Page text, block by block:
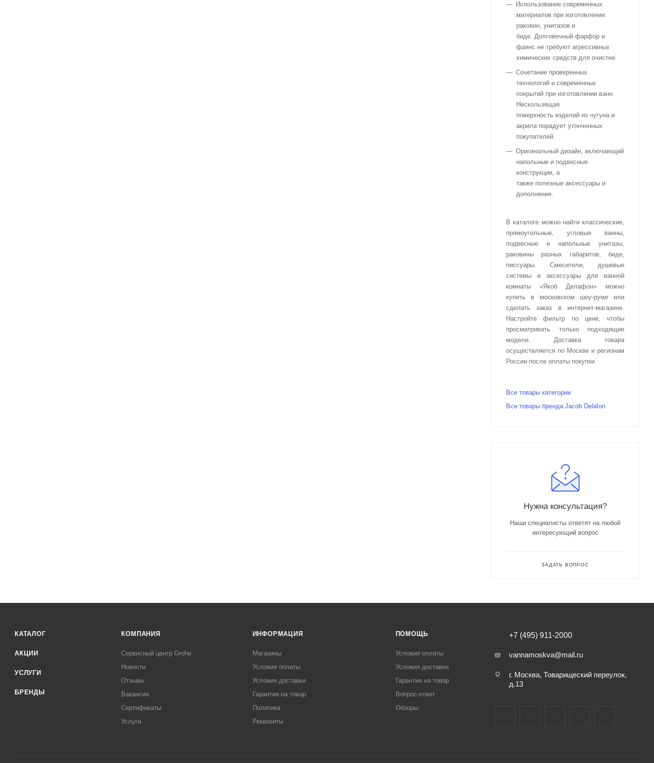
Использование современных
материалов при изготовлении
раковин, унитазов и
биде. Долговечный фарфор и
фаянс не требуют агрессивных
химических средств для очистки.
Сочетание проверенных
технологий и современных
покрытий при изготовлении ванн.
Нескользящая
поверхность изделий из чугуна и
акрила порадует утонченных
покупателей.
Оригинальный дизайн, включающий
напольные и подвесные
конструкции, а
также полезные аксессуары и
дополнения.
В каталоге можно найти классические,
прямоугольные, угловые ванны,
подвесные и напольные унитазы,
раковины разных габаритов, биде,
писсуары. Смесители, душевые
системы и аксессуары для ванной
комнаты «Якоб Делафон» можно
купить в московском шоу-руме или
сделать заказ в интернет-магазине.
Настройте фильтр по цене, чтобы
просматривать только подходящие
модели. Доставка товара
осуществляется по Москве и регионам
России после оплаты покупки.
Все товары категории
Все товары бренда Jacob Delafon
Нужна консультация?
Наши специалисты ответят на любой
интересующий вопрос
ЗАДАТЬ ВОПРОС
КАТАЛОГ
АКЦИИ
УСЛУГИ
БРЕНДЫ
КОМПАНИЯ
Сервисный центр Grohe
Новости
Отзывы
Вакансии
Сертификаты
Услуги
ИНФОРМАЦИЯ
Магазины
Условия оплаты
Условия доставки
Гарантия на товар
Политика
Реквизиты
ПОМОЩЬ
Условия оплаты
Условия доставки
Гарантия на товар
Вопрос-ответ
Обзоры
+7 (495) 911-2000
vannamoskva@mail.ru
г. Москва, Товарищеский переулок,
д.13